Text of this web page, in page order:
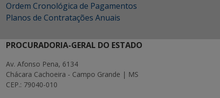
Ordem Cronológica de Pagamentos
Planos de Contratações Anuais
PROCURADORIA-GERAL DO ESTADO
Av. Afonso Pena, 6134
Chácara Cachoeira - Campo Grande | MS
CEP.: 79040-010